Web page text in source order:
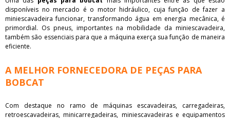
disponíveis no mercado é o motor hidráulico, cuja função de fazer a
miniescavadeira funcionar, transformando água em energia mecânica, é
primordial. Os pneus, importantes na mobilidade da miniescavadeira,
também são essenciais para que a máquina exerça sua função de maneira
eficiente.
A MELHOR FORNECEDORA DE PEÇAS PARA
BOBCAT
Com destaque no ramo de máquinas escavadeiras, carregadeiras,
retroescavadeiras, minicarregadeiras, miniescavadeiras e equipamentos